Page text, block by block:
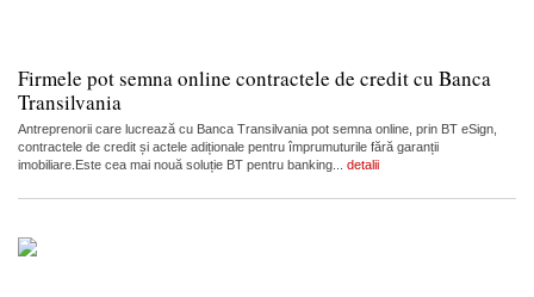
Firmele pot semna online contractele de credit cu Banca
Transilvania
Antreprenorii care lucrează cu Banca Transilvania pot semna online, prin BT eSign,
contractele de credit și actele adiționale pentru împrumuturile fără garanții
imobiliare.Este cea mai nouă soluție BT pentru banking... detalii